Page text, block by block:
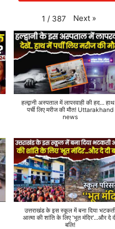
1 / 387 Next »
हल्द्वानी अस्पताल में लापरवाही की हद...
पर्ची लिए मरीज की मौत! Uttarakhand
news
उत्तराखंड के इस स्कूल में बना दिया
आत्मा की शांति के लिए 'भूत मंदिर'...और दे
बलि!